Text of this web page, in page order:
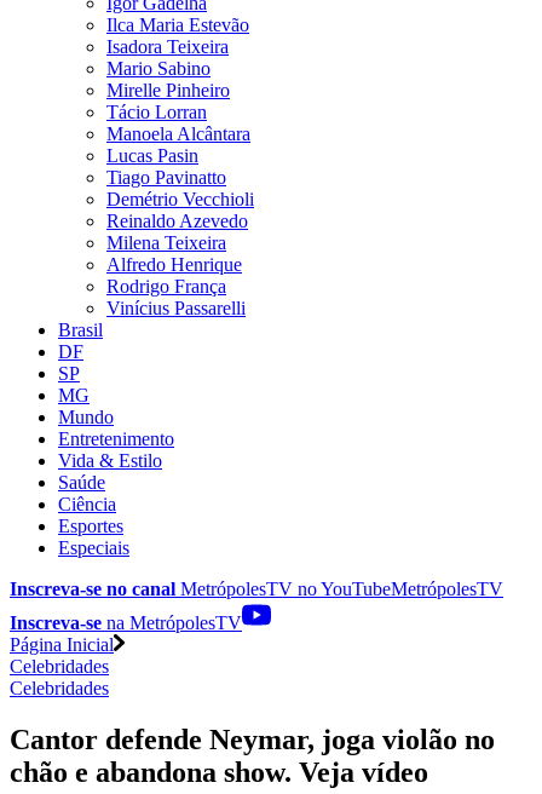
Ilca Maria Estevão
Isadora Teixeira
Mario Sabino
Mirelle Pinheiro
Tácio Lorran
Manoela Alcântara
Lucas Pasin
Tiago Pavinatto
Demétrio Vecchioli
Reinaldo Azevedo
Milena Teixeira
Alfredo Henrique
Rodrigo França
Vinícius Passarelli
Brasil
DF
SP
MG
Mundo
Entretenimento
Vida & Estilo
Saúde
Ciência
Esportes
Especiais
Inscreva-se no canal MetrópolesTV noYouTubeMetrópolesTV
Inscreva-se na MetrópolesTV
Página Inicial
Celebridades
Celebridades
Cantor defende Neymar, joga violão no
chão e abandona show. Veja vídeo